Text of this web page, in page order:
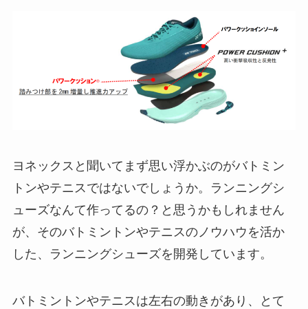
ヨネックスと聞いてまず思い浮かぶのがバトミン
トンやテニスではないでしょうか。ランニングシ
ューズなんて作ってるの？と思うかもしれません
が、そのバトミントンやテニスのノウハウを活か
した、ランニングシューズを開発しています。
バトミントンやテニスは左右の動きがあり、とて